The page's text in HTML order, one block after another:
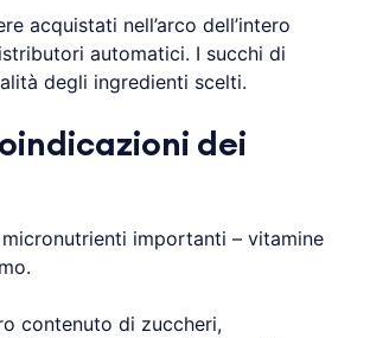
acquistati nell’arco dell’intero
automatici. I succhi di
degli ingredienti scelti.
dei
importanti – vitamine
contenuto di zuccheri,